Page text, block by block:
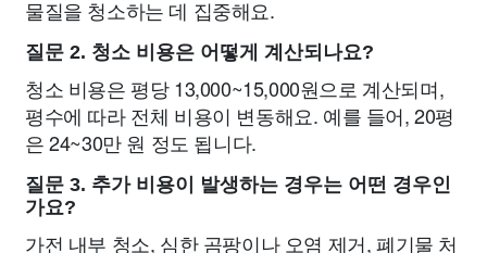
물질을 청소하는 데 집중해요.
질문 2. 청소 비용은 어떻게 계산되나요?
청소 비용은 평당 13,000~15,000원으로 계산되며,
평수에 따라 전체 비용이 변동해요. 예를 들어, 20평
은 24~30만 원 정도 됩니다.
질문 3. 추가 비용이 발생하는 경우는 어떤 경우인
가요?
가전 내부 청소, 심한 곰팡이나 오염 제거, 폐기물 처